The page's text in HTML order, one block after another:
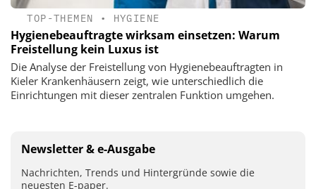
TOP-THEMEN • HYGIENE
Hygienebeauftragte wirksam einsetzen: Warum
Freistellung kein Luxus ist
Die Analyse der Freistellung von Hygienebeauftragten in
Kieler Krankenhäusern zeigt, wie unterschiedlich die
Einrichtungen mit dieser zentralen Funktion umgehen.
Newsletter & e-Ausgabe
Nachrichten, Trends und Hintergründe sowie die
neuesten E-paper.